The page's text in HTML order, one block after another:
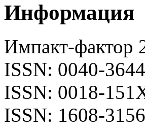
Информация
Импакт-фактор
ISSN: 0040-3644
ISSN: 0018-
ISSN: 1608-